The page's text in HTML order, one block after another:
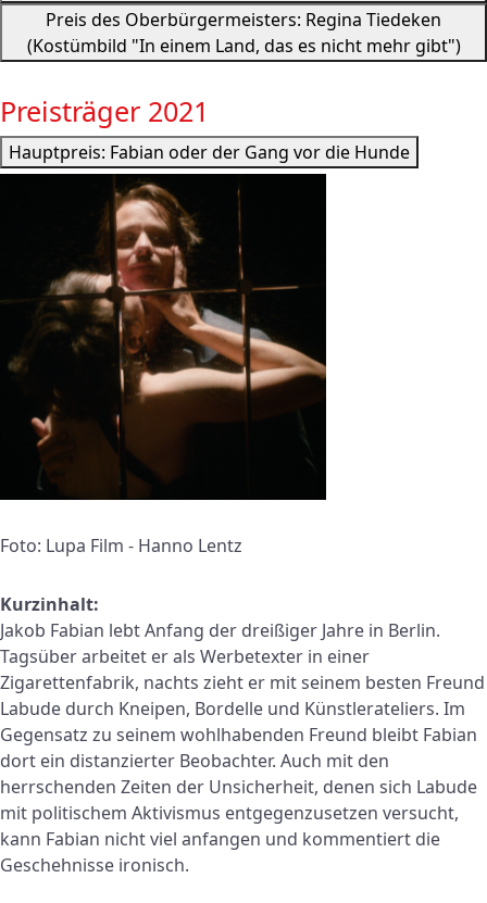
Preis des Oberbürgermeisters: Regina Tiedeken
(Kostümbild "In einem Land, das es nicht mehr gibt")
Preisträger 2021
Hauptpreis: Fabian oder der Gang vor die Hunde
Foto: Lupa Film - Hanno Lentz
Kurzinhalt:
Jakob Fabian lebt Anfang der dreißiger Jahre in Berlin.
Tagsüber arbeitet er als Werbetexter in einer
Zigarettenfabrik, nachts zieht er mit seinem besten Freund
Labude durch Kneipen, Bordelle und Künstlerateliers. Im
Gegensatz zu seinem wohlhabenden Freund bleibt Fabian
dort ein distanzierter Beobachter. Auch mit den
herrschenden Zeiten der Unsicherheit, denen sich Labude
mit politischem Aktivismus entgegenzusetzen versucht,
kann Fabian nicht viel anfangen und kommentiert die
Geschehnisse ironisch.